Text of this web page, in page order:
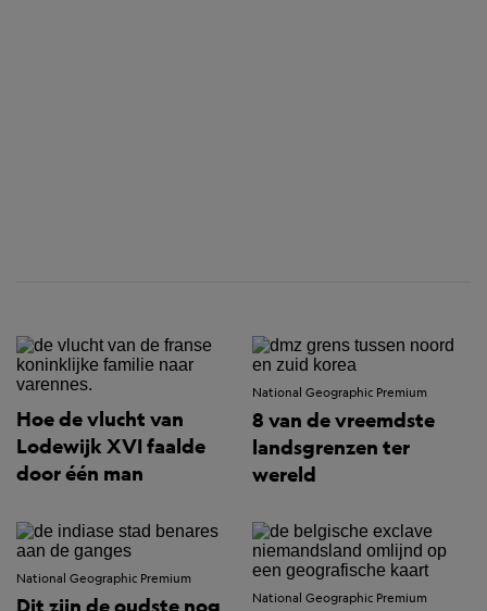
Hoe de vlucht van
Lodewijk XVI faalde
door één man
National Geographic Premium
8 van de vreemdste
landsgrenzen ter
wereld
National Geographic Premium
National Geographic Premium